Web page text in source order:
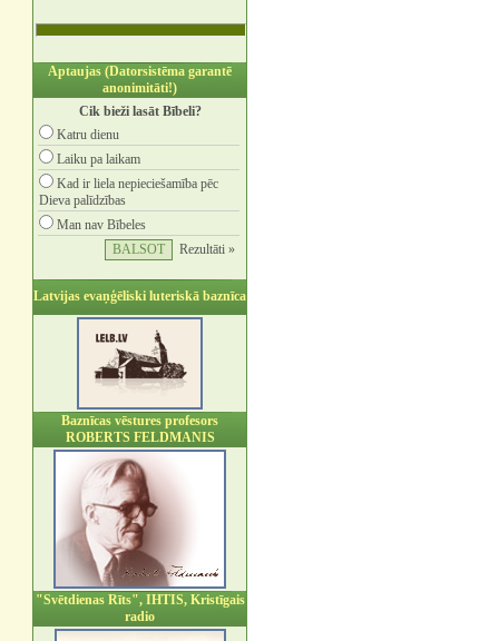
Aptaujas (Datorsistēma garantē
anonimitāti!)
Cik bieži lasāt Bībeli?
Katru dienu
Laiku pa laikam
Kad ir liela nepieciešamība pēc
Dieva palīdzības
Man nav Bībeles
Rezultāti »
Latvijas evaņģēliski luteriskā baznīca
Baznīcas vēstures profesors
ROBERTS FELDMANIS
"Svētdienas Rīts", IHTIS, Kristīgais
radio